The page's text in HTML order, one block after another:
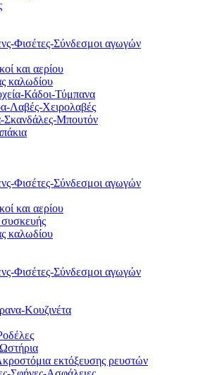
Φισέτες-Σύνδεσμοι αγωγών
και αερίου
καλωδίου
Κάδοι-Τύμπανα
Λαβές-Χειρολαβές
Μπουτόν
Φισέτες-Σύνδεσμοι αγωγών
και αερίου
καλωδίου
Φισέτες-Σύνδεσμοι αγωγών
Κουζινέτα
εκτόξευσης ρευστών